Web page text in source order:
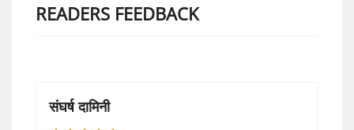
READERS FEEDBACK
संघर्ष दामिनी